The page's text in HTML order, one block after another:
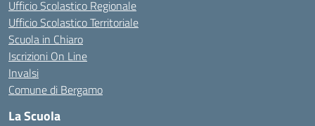
Ufficio Scolastico Regionale
Ufficio Scolastico Territoriale
Scuola in Chiaro
Iscrizioni On Line
Invalsi
Comune di Bergamo
La Scuola